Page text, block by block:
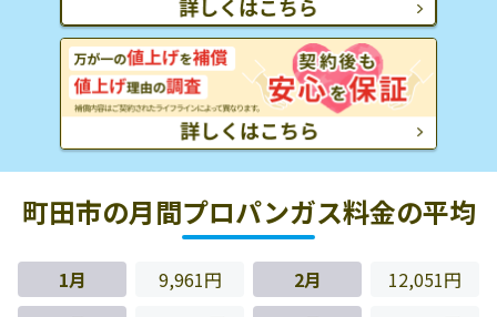
町田市の月間プロパンガス料金の平均
1月 9,961円 2月
12,051円